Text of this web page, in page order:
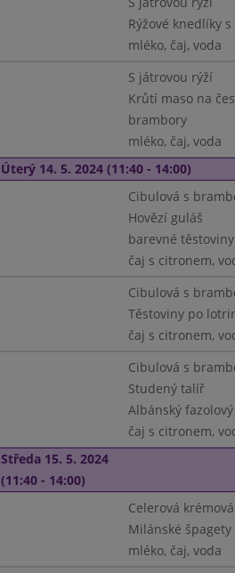
Rýžové knedlíky
mléko, čaj, voda
S játrovou rýží
Krůtí maso na
brambory
mléko, čaj, voda
Úterý 14. 5. 2024 (11:40 - 14:00)
Cibulová s
Hovězí guláš
barevné těstoviny
čaj s citronem,
Cibulová s
Těstoviny po
čaj s citronem,
Cibulová s
Studený talíř
Albánský
čaj s citronem,
Středa 15. 5. 2024
(11:40 - 14:00)
Celerová
Milánské
mléko, čaj, voda